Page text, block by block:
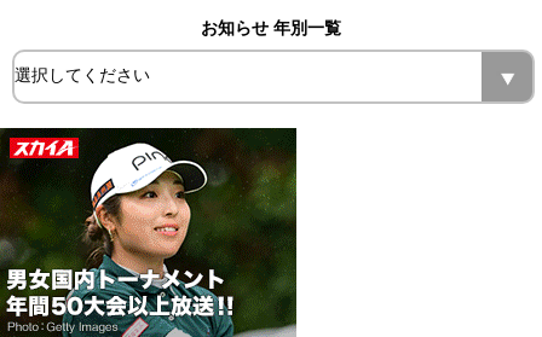
お知らせ 年別一覧